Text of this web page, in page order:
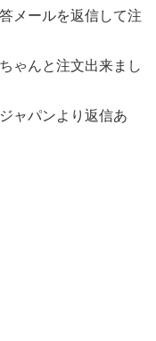
メールを返信して注
ゃんと注文出来まし
ャパンより返信あ